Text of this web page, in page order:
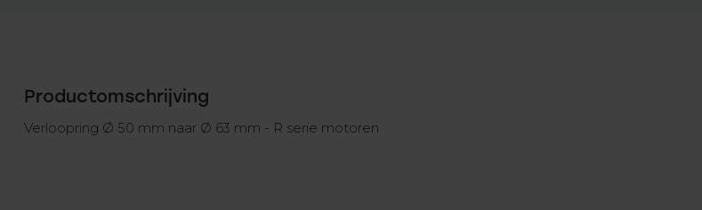
Productomschrijving
Verloopring Ø 50 mm naar Ø 63 mm - R serie motoren